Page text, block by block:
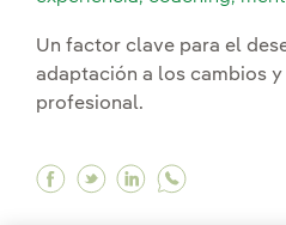
Un factor clave para el
adaptación a los cambios
profesional.
Facebook
TwitterLinkedin